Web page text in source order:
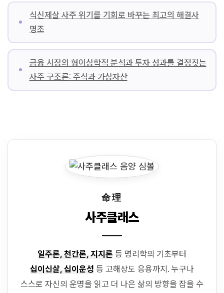
식신제살 사주 위기를 기회로 바꾸는 최고의 해결사
명조
금융 시장의 형이상학적 분석과 투자 성과를 결정짓는
사주 구조론: 주식과 가상자산
命理
사주클래스
일주론, 천간론, 지지론 등 명리학의 기초부터
십이신살, 십이운성 등 고해상도 응용까지. 누구나
스스로 자신의 운명을 읽고 더 나은 삶의 방향을 잡을 수